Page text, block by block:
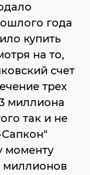
года
купить
на то,
счет
трех
миллиона
так и не
моменту
миллионов